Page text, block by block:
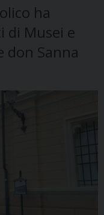
ha
di Musei e
don Sanna